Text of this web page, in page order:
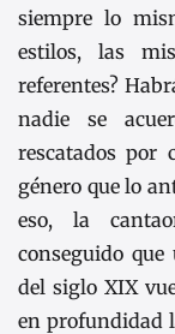
siempre lo
estilos, las
referentes?
nadie se
rescatados por
género que lo
eso, la
conseguido que
del siglo XIX
en profundidad